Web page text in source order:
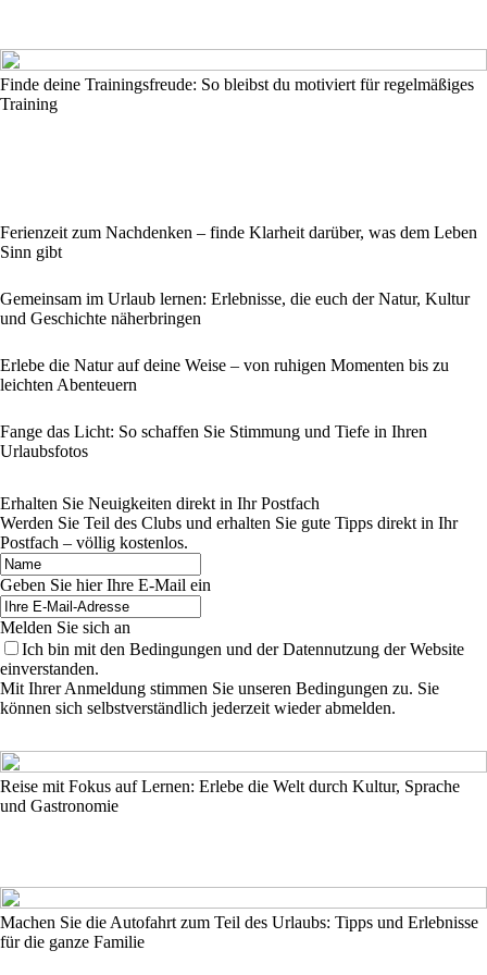
Finde deine Trainingsfreude: So bleibst du motiviert für regelmäßiges
Training
Ferienzeit zum Nachdenken – finde Klarheit darüber, was dem Leben
Sinn gibt
Gemeinsam im Urlaub lernen: Erlebnisse, die euch der Natur, Kultur
und Geschichte näherbringen
Erlebe die Natur auf deine Weise – von ruhigen Momenten bis zu
leichten Abenteuern
Fange das Licht: So schaffen Sie Stimmung und Tiefe in Ihren
Urlaubsfotos
Erhalten Sie Neuigkeiten direkt in Ihr Postfach
Werden Sie Teil des Clubs und erhalten Sie gute Tipps direkt in Ihr
Postfach – völlig kostenlos.
Geben Sie hier Ihre E-Mail ein
Melden Sie sich an
Ich bin mit den Bedingungen und der Datennutzung der Website
einverstanden.
Mit Ihrer Anmeldung stimmen Sie unseren Bedingungen zu. Sie
können sich selbstverständlich jederzeit wieder abmelden.
Reise mit Fokus auf Lernen: Erlebe die Welt durch Kultur, Sprache
und Gastronomie
Machen Sie die Autofahrt zum Teil des Urlaubs: Tipps und Erlebnisse
für die ganze Familie